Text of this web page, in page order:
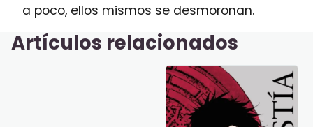
a poco, ellos mismos se desmoronan.
Artículos relacionados